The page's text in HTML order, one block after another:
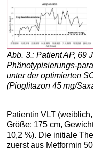
Abb. 3.: Patient AP, 69
Phänotypisierungs-
unter der optimierten
(Pioglitazon 45 mg/
Patientin VLT
Größe: 175 cm,
10,2 %). Die initiale
zuerst aus Metformin